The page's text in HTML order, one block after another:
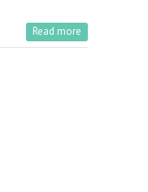
Read more